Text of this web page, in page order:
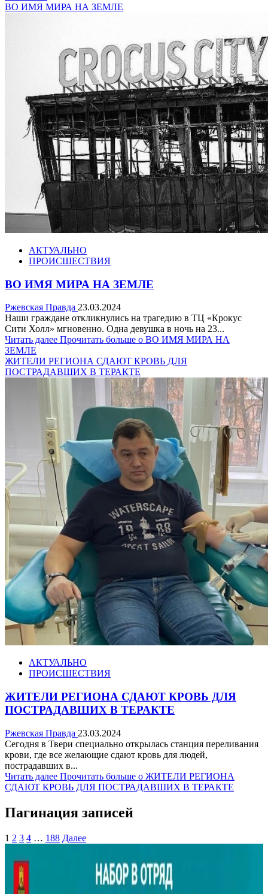
ВО ИМЯ МИРА НА ЗЕМЛЕ
АКТУАЛЬНО
ПРОИСШЕСТВИЯ
ВО ИМЯ МИРА НА ЗЕМЛЕ
Ржевская Правда 23.03.2024
Наши граждане откликнулись на трагедию в ТЦ «Крокус
Сити Холл» мгновенно. Одна девушка в ночь на 23...
Читать далее Прочитать больше о ВО ИМЯ МИРА НА
ЗЕМЛЕ
ЖИТЕЛИ РЕГИОНА СДАЮТ КРОВЬ ДЛЯ
ПОСТРАДАВШИХ В ТЕРАКТЕ
АКТУАЛЬНО
ПРОИСШЕСТВИЯ
ЖИТЕЛИ РЕГИОНА СДАЮТ КРОВЬ ДЛЯ
ПОСТРАДАВШИХ В ТЕРАКТЕ
Ржевская Правда 23.03.2024
Сегодня в Твери специально открылась станция переливания
крови, где все желающие сдают кровь для людей,
пострадавших в...
Читать далее Прочитать больше о ЖИТЕЛИ РЕГИОНА
СДАЮТ КРОВЬ ДЛЯ ПОСТРАДАВШИХ В ТЕРАКТЕ
Пагинация записей
1 2 3 4 … 188 Далее